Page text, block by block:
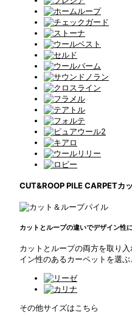
CUT&ROOP PILE CARPETカ
カットとループの違いでデザイン性に
カットとループの両方を取り
イン性のあるカーペットを選ぶ
その他サイズはこちら